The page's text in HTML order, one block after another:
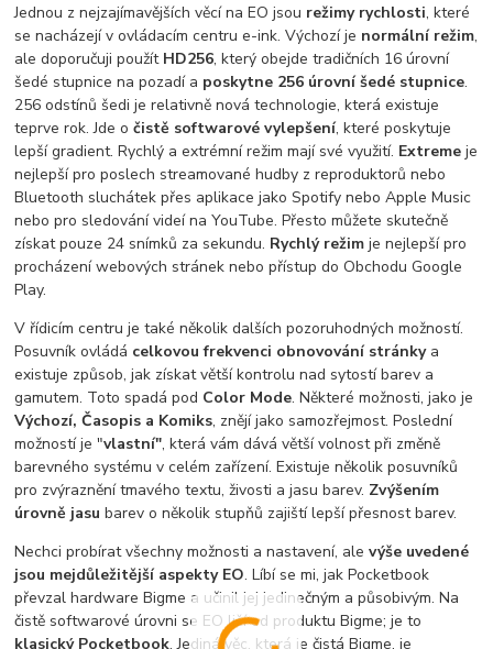
Jednou z nejzajímavějších věcí na EO jsou režimy rychlosti, které
se nacházejí v ovládacím centru e-ink. Výchozí je normální režim,
ale doporučuji použít HD256, který obejde tradičních 16 úrovní
šedé stupnice na pozadí a poskytne 256 úrovní šedé stupnice.
256 odstínů šedi je relativně nová technologie, která existuje
teprve rok. Jde očistě softwarové vylepšení, které poskytuje
lepší gradient. Rychlý a extrémní režim mají své využití. Extremeje
nejlepší pro poslech streamované hudby z reproduktorů nebo
Bluetooth sluchátek přes aplikace jako Spotify nebo Apple Music
nebo pro sledování videí na YouTube. Přesto můžete skutečně
získat pouze 24 snímků za sekundu. Rychlý režim je nejlepší pro
procházení webových stránek nebo přístup do Obchodu Google
Play.
V řídicím centru je také několik dalších pozoruhodných možností.
Posuvník ovládá celkovou frekvenci obnovování stránkya
existuje způsob, jak získat větší kontrolu nad sytostí barev a
gamutem. Toto spadá pod Color Mode. Některé možnosti, jako je
Výchozí, Časopis a Komiks, znějí jako samozřejmost. Poslední
možností je "vlastní", která vám dává větší volnost při změně
barevného systému v celém zařízení. Existuje několik posuvníků
pro zvýraznění tmavého textu, živosti a jasu barev. Zvýšením
úrovně jasu barev o několik stupňů zajiští lepší přesnost barev.
Nechci probírat všechny možnosti a nastavení, alevýše uvedené
jsou mejdůležitější aspekty EO. Líbí se mi, jak Pocketbook
převzal hardware Bigme a učinil jej jedinečným a působivým. Na
čistě softwarové úrovni se EO liší od produktu Bigme; je to
klasický Pocketbook. Jediná věc, která je čistá Bigme, je